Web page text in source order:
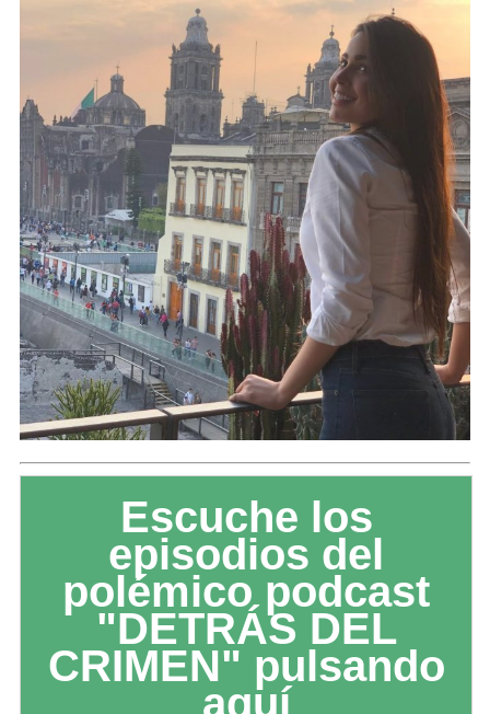
Escuche los
episodios del
polémico podcast
"DETRÁS DEL
CRIMEN" pulsando
aquí